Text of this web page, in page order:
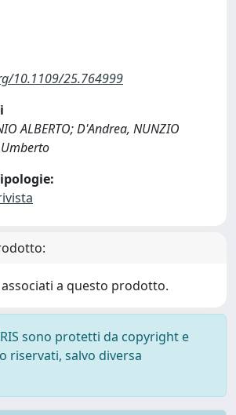
10.1109/25.764999
ALBERTO; D'Andrea, NUNZIO
a questo prodotto.
sono protetti da copyright e
riservati, salvo diversa